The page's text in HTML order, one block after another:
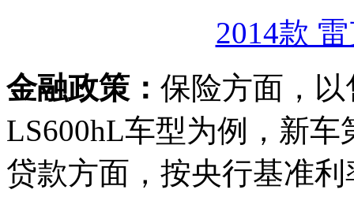
2014款
金融政策： 保险方面，以
LS600hL车型为例，新
贷款方面，按央行基准